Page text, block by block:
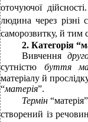
оточуючої
людина через різні
саморозвитку, й тим
2. Категорія
Вивчення
сутністю буття
матеріалу й
“матерія”.
Термін
створений із